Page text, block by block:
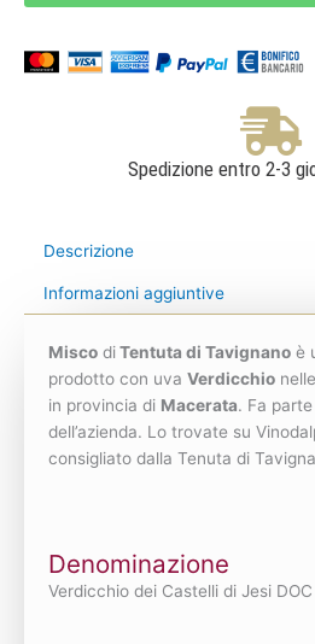
Classico
Superiore
Spedizione entro 2-3
Descrizione
Informazioni aggiuntive
Misco diTentuta di Tavignano è
prodotto con uva Verdicchio
in provincia di Macerata. Fa
dell’azienda. Lo trovate su
consigliato dalla Tenuta di
Denominazione
Verdicchio dei Castelli di Jesi